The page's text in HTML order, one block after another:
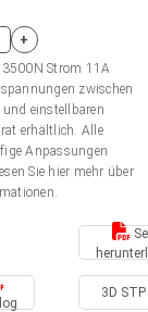
+
Strom 11A
zwischen
einstellbaren
erhältlich. Alle
Anpassungen
Sie hier mehr über
3D STP